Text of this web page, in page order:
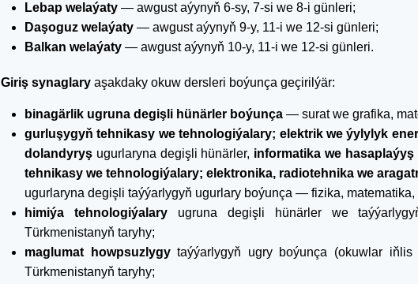
Lebap welaýaty — awgust aýynyň 6-sy, 7-si we 8-i günleri;
Daşoguz welaýaty — awgust aýynyň 9-y, 11-i we 12-si günleri;
Balkan welaýaty — awgust aýynyň 10-y, 11-i we 12-si günleri.
Giriş synaglary aşakdaky okuw dersleri boýunça geçirilýär:
binagärlik ugruna degişli hünärler boýunça — surat we grafika,
gurluşygyň tehnikasy we tehnologiýalary; elektrik we ýylylyk
dolandyryş ugurlaryna degişli hünärler, informatika we
tehnikasy we tehnologiýalary; elektronika, radiotehnika we
ugurlaryna degişli taýýarlygyň ugurlary boýunça — fizika, matematika,
himiýa tehnologiýalaryugruna degişli hünärler we
Türkmenistanyň taryhy;
maglumat howpsuzlygytaýýarlygyň ugry boýunça (okuwlar
Türkmenistanyň taryhy;